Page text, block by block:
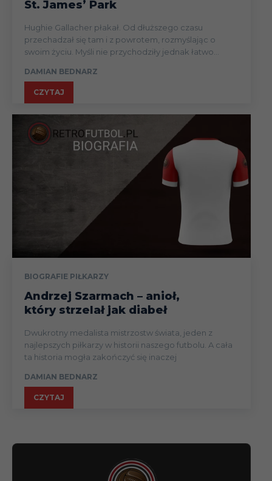
St. James’ Park
Hughie Gallacher płakał. Od dłuższego czasu
przechadzał się tam i z powrotem, rozmyślając o
swoim życiu. Myśli nie przychodziły jednak łatwo...
DAMIAN BEDNARZ
CZYTAJ
BIOGRAFIE PIŁKARZY
Andrzej Szarmach – anioł,
który strzelał jak diabeł
Dwukrotny medalista mistrzostw świata, jeden z
najlepszych piłkarzy w historii naszego futbolu. A cała
ta historia mogła zakończyć się inaczej
DAMIAN BEDNARZ
CZYTAJ